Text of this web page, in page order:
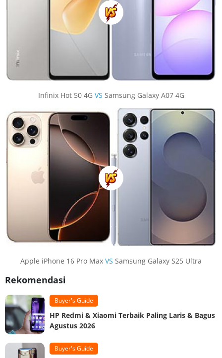
Infinix Hot 50 4G VS Samsung Galaxy A07 4G
Apple iPhone 16 Pro Max VS Samsung Galaxy S25 Ultra
Rekomendasi
Buyer's Guide
HP Redmi & Xiaomi Terbaik Paling Laris & Bagus
Agustus 2026
Buyer's Guide